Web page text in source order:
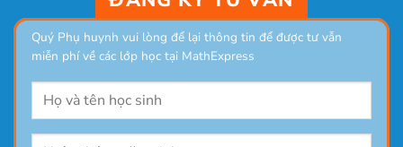
Quý Phụ huynh vui lòng để lại thông tin để được tư vẫn
miễn phí về các lớp học tại MathExpress